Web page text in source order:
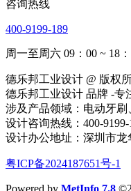
咨询热线
400-9199-189
周一至周六 09：00 ~ 18
德乐邦工业设计 @ 版权
德乐邦工业设计 品牌 -专
涉及产品领域：电动牙
设计咨询热线：400-9199-
设计办公地址：深圳市
粤ICP备2024187651号-1
Powered by MetInfo 7.8